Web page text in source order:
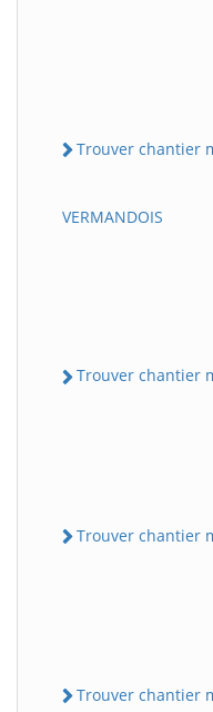
Trouver chantier
VERMANDOIS
Trouver chantier
Trouver chantier
Trouver chantier